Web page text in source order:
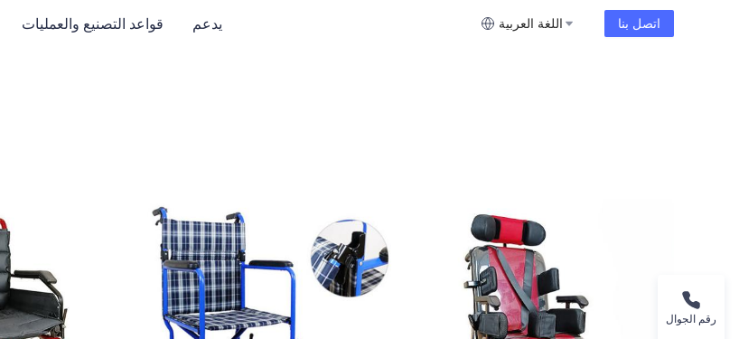
قواعد التصنيع والعمليات يدعم اللغة العربية اتصل بنا
رقم الجوال